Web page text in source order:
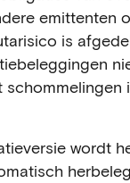
emittenten
is
schommelingen
wordt